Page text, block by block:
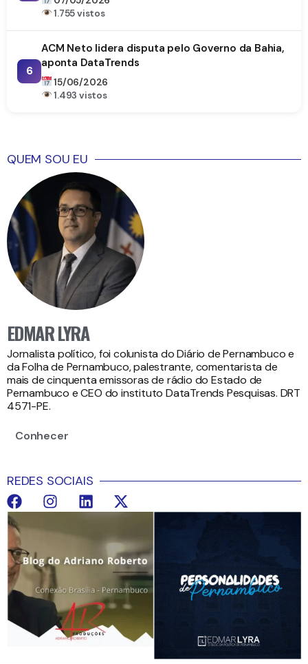
1.755 vistos
6
ACM Neto lidera disputa pelo Governo da Bahia,
aponta DataTrends
15/06/2026
1.493 vistos
QUEM SOU EU
EDMAR LYRA
Jornalista político, foi colunista do Diário de Pernambuco e
da Folha de Pernambuco, palestrante, comentarista de
mais de cinquenta emissoras de rádio do Estado de
Pernambuco e CEO do instituto DataTrends Pesquisas. DRT
4571-PE.
Conhecer
REDES SOCIAIS